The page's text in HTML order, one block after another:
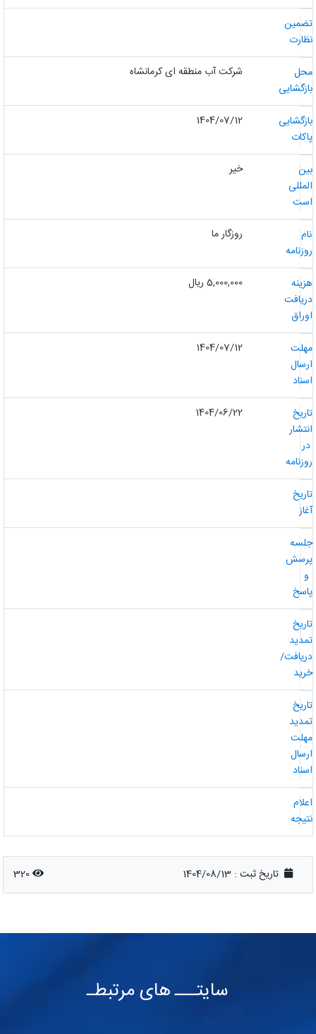
شرکت آب منطقه ای کرمانشاه
1404/07/12
خیر
روزگار ما
5,000,000 ریال
1404/07/12
1404/06/22
تاریخ ثبت : 1404/08/13
320
سایتـــ های مرتبطـ